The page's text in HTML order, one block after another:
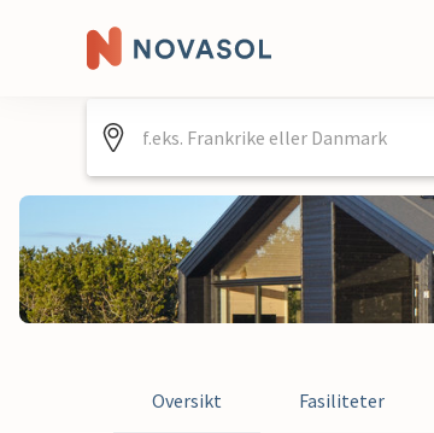
Oversikt Fasiliteter